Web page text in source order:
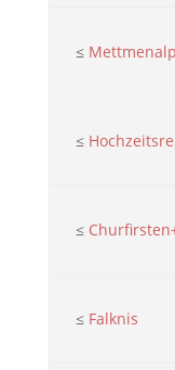
≤ Mettmenalp
≤
≤
≤ Falknis